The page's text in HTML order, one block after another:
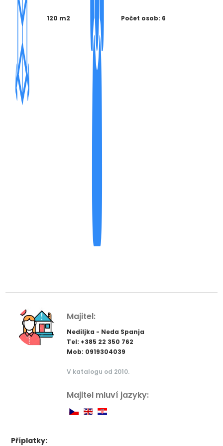
120 m2 Počet osob: 6
Majitel:
Nediljka - Neda Spanja
Tel: +385 22 350 762
Mob: 0919304039
V katalogu od 2010.
Majitel mluví jazyky:
Příplatky: